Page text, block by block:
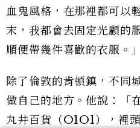
血鬼風格，在那裡都可以
末，我都會去固定光顧的
順便帶幾件喜歡的衣服。」
除了倫敦的肯頓鎮，不同
做自己的地方。他說：「
丸井百貨（O1O1），裡